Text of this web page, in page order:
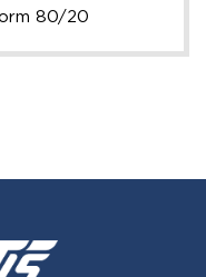
80/20